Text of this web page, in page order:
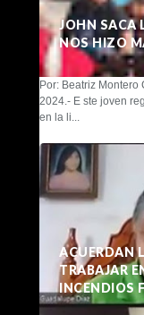
JOHN SACA
NOS HIZO
Por: Beatriz Montero
2024.- E ste joven
en la li...
ACUERDAN
TRABAJAR
INCENDIOS